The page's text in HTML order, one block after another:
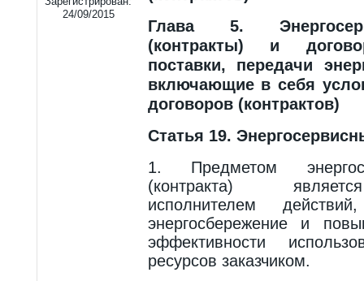
24/09/2015
Глава 5.
(контракты) и
поставки, передачи
включающие в себя
договоров (контрактов)
Статья 19.
1. Предметом
(контракта)
исполнителем
энергосбережение и
эффективности
ресурсов заказчиком.